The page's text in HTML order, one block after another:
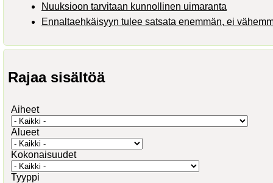
Nuuksioon tarvitaan kunnollinen uimaranta
Ennaltaehkäisyyn tulee satsata enemmän, ei
Rajaa sisältöä
Aiheet
Alueet
Kokonaisuudet
Tyyppi